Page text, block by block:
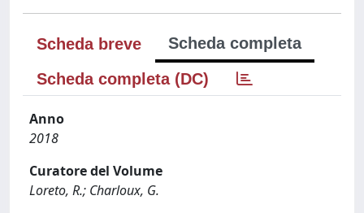
Scheda breve
Scheda completa
Scheda completa (DC)
Anno
2018
Curatore del Volume
Loreto, R.; Charloux, G.